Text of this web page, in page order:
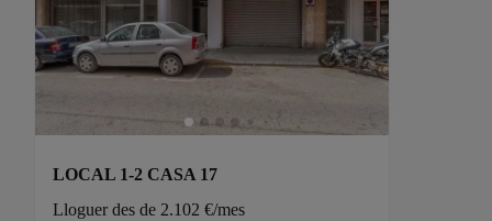
LOCAL 1-2 CASA 17
Lloguer des de 2.102 €/mes